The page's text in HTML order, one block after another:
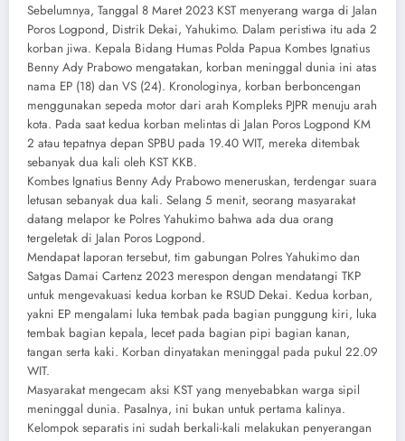
Sebelumnya, Tanggal 8 Maret 2023 KST menyerang warga di Jalan
Poros Logpond, Distrik Dekai, Yahukimo. Dalam peristiwa itu ada 2
korban jiwa. Kepala Bidang Humas Polda Papua Kombes Ignatius
Benny Ady Prabowo mengatakan, korban meninggal dunia ini atas
nama EP (18) dan VS (24). Kronologinya, korban berboncengan
menggunakan sepeda motor dari arah Kompleks PJPR menuju arah
kota. Pada saat kedua korban melintas di Jalan Poros Logpond KM
2 atau tepatnya depan SPBU pada 19.40 WIT, mereka ditembak
sebanyak dua kali oleh KST KKB.
Kombes Ignatius Benny Ady Prabowo meneruskan, terdengar suara
letusan sebanyak dua kali. Selang 5 menit, seorang masyarakat
datang melapor ke Polres Yahukimo bahwa ada dua orang
tergeletak di Jalan Poros Logpond.
Mendapat laporan tersebut, tim gabungan Polres Yahukimo dan
Satgas Damai Cartenz 2023 merespon dengan mendatangi TKP
untuk mengevakuasi kedua korban ke RSUD Dekai. Kedua korban,
yakni EP mengalami luka tembak pada bagian punggung kiri, luka
tembak bagian kepala, lecet pada bagian pipi bagian kanan,
tangan serta kaki. Korban dinyatakan meninggal pada pukul 22.09
WIT.
Masyarakat mengecam aksi KST yang menyebabkan warga sipil
meninggal dunia. Pasalnya, ini bukan untuk pertama kalinya.
Kelompok separatis ini sudah berkali-kali melakukan penyerangan